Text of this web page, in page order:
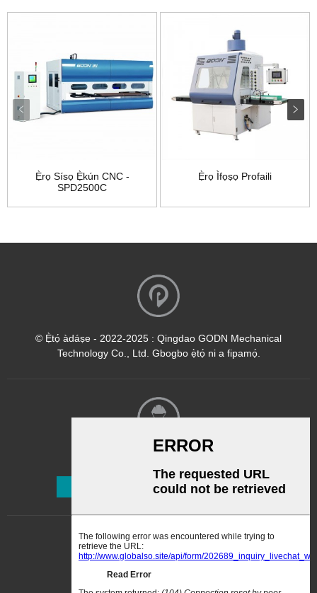
Ẹ̀rọ Sísọ Ẹ̀kún CNC -
SPD2500C
Ẹ̀rọ Ìfọṣọ Profaili
© Ẹ̀tọ́ àdáṣe - 2022-2025 : Qingdao GODN Mechanical
Technology Co., Ltd. Gbogbo ẹ̀tọ́ ni a fipamọ́.
Ṣe Alabapin